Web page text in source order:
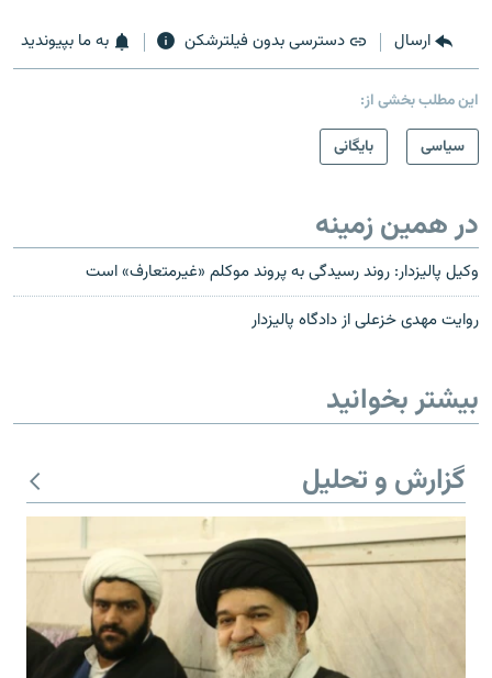
ارسال دسترسی بدون فیلترشکن به ما بپیوندید
این مطلب بخشی از:
سیاسی
بایگانی
در همین زمینه
وکیل پالیزدار: روند رسیدگی به پروند موکلم «غیرمتعارف» است
روایت مهدی خزعلی از دادگاه پالیزدار
بیشتر بخوانید
گزارش و تحلیل